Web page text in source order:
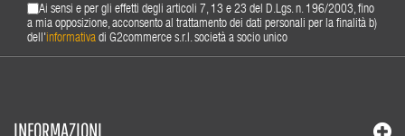
Ai sensi e per gli effetti degli articoli 7, 13 e 23 del D.Lgs. n. 196/2003, fino
a mia opposizione, acconsento al trattamento dei dati personali per la finalità b)
dell'informativa di G2commerce s.r.l. società a socio unico
INFORMAZIONI